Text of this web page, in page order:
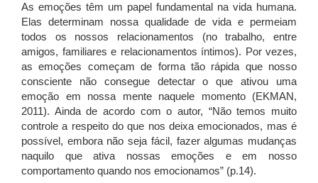
As emoções têm um papel fundamental na vida humana.
Elas determinam nossa qualidade de vida e permeiam
todos os nossos relacionamentos (no trabalho, entre
amigos, familiares e relacionamentos íntimos). Por vezes,
as emoções começam de forma tão rápida que nosso
consciente não consegue detectar o que ativou uma
emoção em nossa mente naquele momento (EKMAN,
2011). Ainda de acordo com o autor, “Não temos muito
controle a respeito do que nos deixa emocionados, mas é
possível, embora não seja fácil, fazer algumas mudanças
naquilo que ativa nossas emoções e em nosso
comportamento quando nos emocionamos” (p.14).